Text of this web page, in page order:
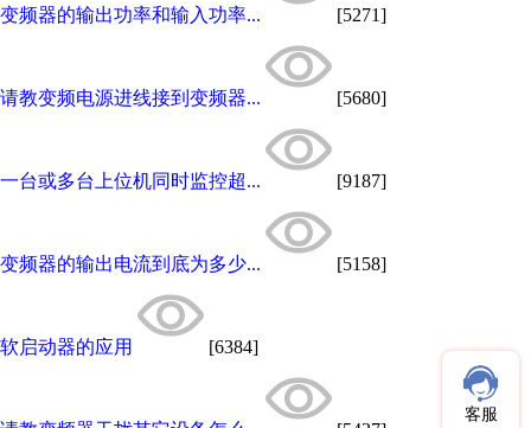
变频器的输出功率和输入功率... [5271]
请教变频电源进线接到变频器... [5680]
一台或多台上位机同时监控超... [9187]
变频器的输出电流到底为多少... [5158]
软启动器的应用 [6384]
客服